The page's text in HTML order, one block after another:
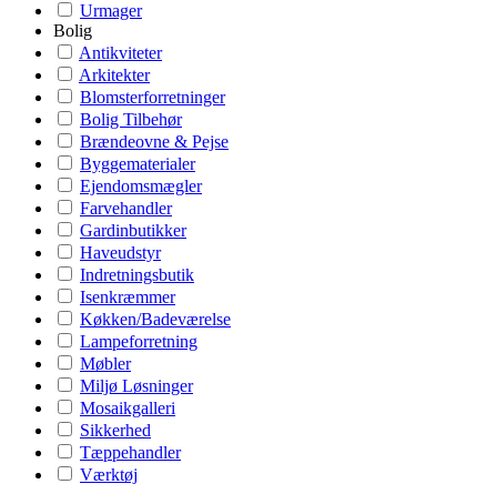
Urmager
Bolig
Antikviteter
Arkitekter
Blomsterforretninger
Bolig Tilbehør
Brændeovne & Pejse
Byggematerialer
Ejendomsmægler
Farvehandler
Gardinbutikker
Haveudstyr
Indretningsbutik
Isenkræmmer
Køkken/Badeværelse
Lampeforretning
Møbler
Miljø Løsninger
Mosaikgalleri
Sikkerhed
Tæppehandler
Værktøj